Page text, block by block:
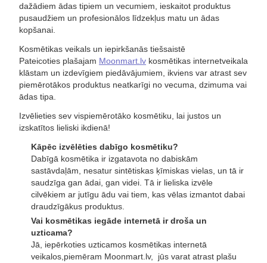
dažādiem ādas tipiem un vecumiem, ieskaitot produktus
pusaudžiem un profesionālos līdzekļus matu un ādas
kopšanai.
Kosmētikas veikals un iepirkšanās tiešsaistē
Pateicoties plašajam Moonmart.lv kosmētikas internetveikala
klāstam un izdevīgiem piedāvājumiem, ikviens var atrast sev
piemērotākos produktus neatkarīgi no vecuma, dzimuma vai
ādas tipa.
Izvēlieties sev vispiemērotāko kosmētiku, lai justos un
izskatītos lieliski ikdienā!
Kāpēc izvēlēties dabīgo kosmētiku?
Dabīgā kosmētika ir izgatavota no dabiskām
sastāvdaļām, nesatur sintētiskas ķīmiskas vielas, un tā ir
saudzīga gan ādai, gan videi. Tā ir lieliska izvēle
cilvēkiem ar jutīgu ādu vai tiem, kas vēlas izmantot dabai
draudzīgākus produktus.
Vai kosmētikas iegāde internetā ir droša un
uzticama?
Jā, iepērkoties uzticamos kosmētikas internetā
veikalos,piemēram Moonmart.lv, jūs varat atrast plašu